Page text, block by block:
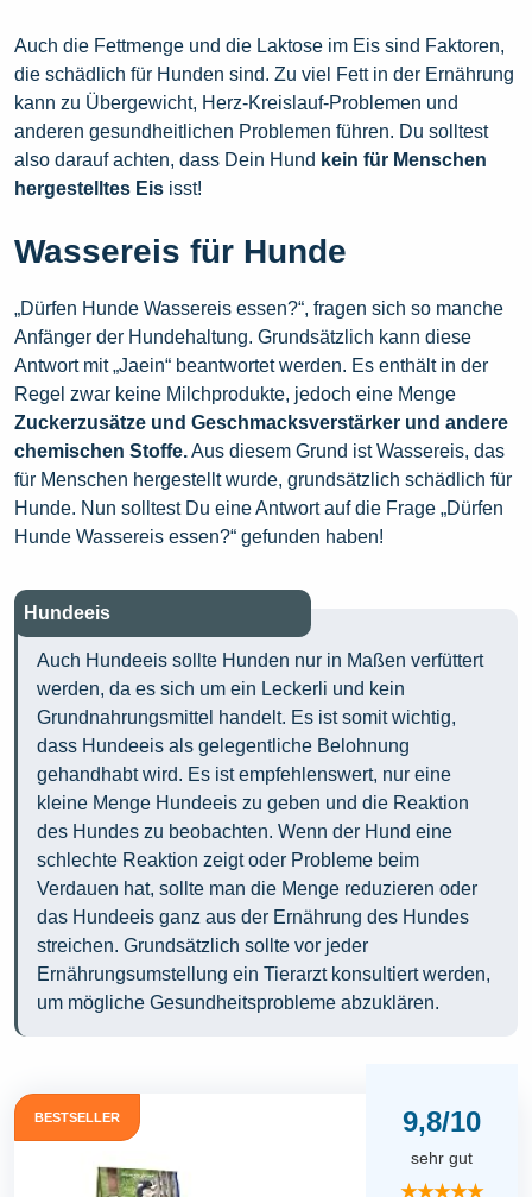
Auch die Fettmenge und die Laktose im Eis sind Faktoren,
die schädlich für Hunden sind. Zu viel Fett in der Ernährung
kann zu Übergewicht, Herz-Kreislauf-Problemen und
anderen gesundheitlichen Problemen führen. Du solltest
also darauf achten, dass Dein Hund kein für Menschen
hergestelltes Eis isst!
Wassereis für Hunde
„Dürfen Hunde Wassereis essen?“, fragen sich so manche
Anfänger der Hundehaltung. Grundsätzlich kann diese
Antwort mit „Jaein“ beantwortet werden. Es enthält in der
Regel zwar keine Milchprodukte, jedoch eine Menge
Zuckerzusätze und Geschmacksverstärker und andere
chemischen Stoffe.Aus diesem Grund ist Wassereis, das
für Menschen hergestellt wurde, grundsätzlich schädlich für
Hunde. Nun solltest Du eine Antwort auf die Frage „Dürfen
Hunde Wassereis essen?“ gefunden haben!
Hundeeis
Auch Hundeeis sollte Hunden nur in Maßen verfüttert
werden, da es sich um ein Leckerli und kein
Grundnahrungsmittel handelt. Es ist somit wichtig,
dass Hundeeis als gelegentliche Belohnung
gehandhabt wird. Es ist empfehlenswert, nur eine
kleine Menge Hundeeis zu geben und die Reaktion
des Hundes zu beobachten. Wenn der Hund eine
schlechte Reaktion zeigt oder Probleme beim
Verdauen hat, sollte man die Menge reduzieren oder
das Hundeeis ganz aus der Ernährung des Hundes
streichen. Grundsätzlich sollte vor jeder
Ernährungsumstellung ein Tierarzt konsultiert werden,
um mögliche Gesundheitsprobleme abzuklären.
BESTSELLER 9,8/10
sehr gut
★★★★★